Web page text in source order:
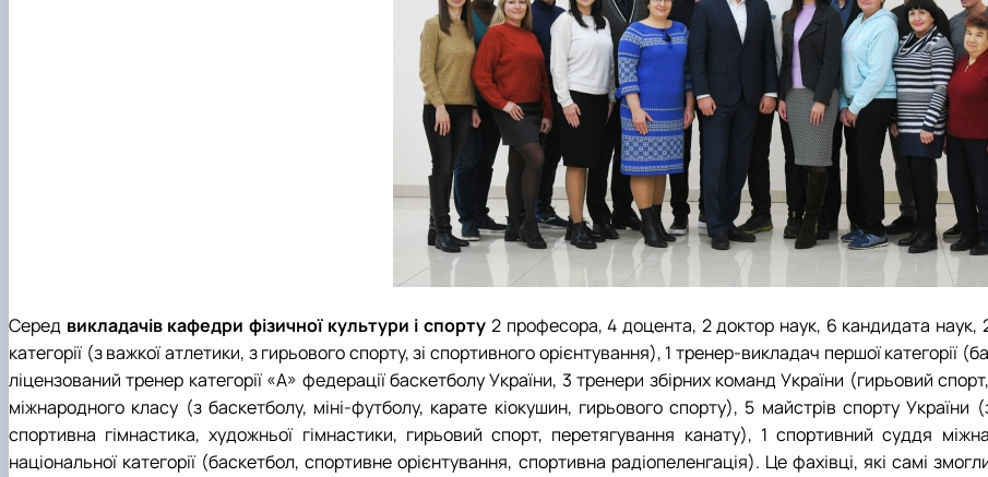
Серед викладачів кафедри фізичної культури і спорту 2 професора, 4 доцента, 2 доктор наук, 6 кандидата наук,
категорії (з важкої атлетики, з гирьового спорту, зі спортивного орієнтування), 1 тренер-викладач першої категорії
ліцензований тренер категорії «А» федерації баскетболу України, 3 тренери збірних команд України (гирьовий
міжнародного класу (з баскетболу, міні-футболу, карате кіокушин, гирьового спорту), 5 майстрів спорту України
спортивна гімнастика, художньої гімнастики, гирьовий спорт, перетягування канату), 1 спортивний суддя
національної категорії (баскетбол, спортивне орієнтування, спортивна радіопеленгація). Це фахівці, які самі